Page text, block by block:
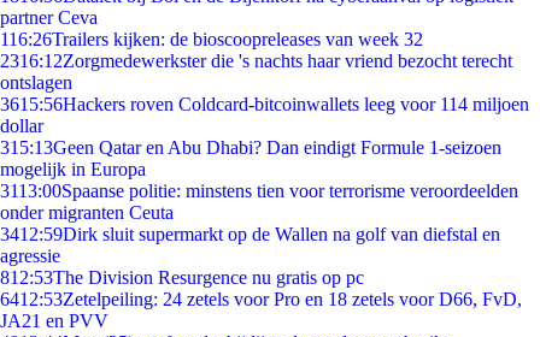
partner Ceva
116:26Trailers kijken: de bioscoopreleases van week 32
2316:12Zorgmedewerkster die 's nachts haar vriend bezocht terecht
ontslagen
3615:56Hackers roven Coldcard-bitcoinwallets leeg voor 114 miljoen
dollar
315:13Geen Qatar en Abu Dhabi? Dan eindigt Formule 1-seizoen
mogelijk in Europa
3113:00Spaanse politie: minstens tien voor terrorisme veroordeelden
onder migranten Ceuta
3412:59Dirk sluit supermarkt op de Wallen na golf van diefstal en
agressie
812:53The Division Resurgence nu gratis op pc
6412:53Zetelpeiling: 24 zetels voor Pro en 18 zetels voor D66, FvD,
JA21 en PVV